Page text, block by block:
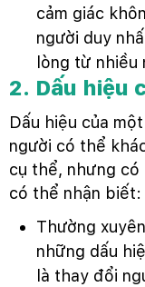
cảm giác
người duy
lòng từ nhiều
2. Dấu hiệu
Dấu hiệu của
người có thể
cụ thể, nhưng có
có thể nhận biết:
Thường
những dấu
là thay đổi